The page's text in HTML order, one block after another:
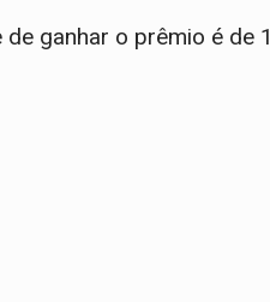
ganhar o prêmio é de 1